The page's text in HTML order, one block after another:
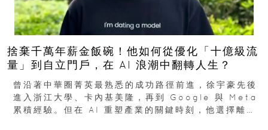
捨棄千萬年薪金飯碗！他如何從優化「十億級流
量」到自立門戶，在 AI 浪潮中翻轉人生？
曾沿著中華圈菁英最熟悉的成功路徑前進，徐宇豪先後
進入浙江大學、卡內基美隆，再到 Google 與 Meta
累積經驗。但在 AI 重塑產業的關鍵時刻，他選擇離開